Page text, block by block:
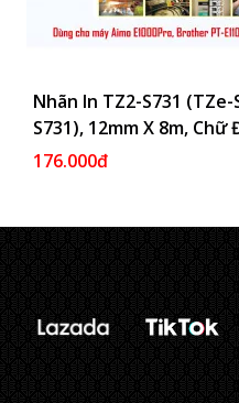
Nhãn In TZ2-S731 (TZe-
S731), 12mm X 8m,
Nền Xanh Lá
176.000đ